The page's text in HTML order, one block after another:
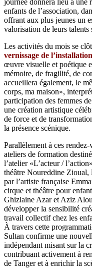
enfants de l’association,
offrant aux plus jeunes un
valorisation de leurs talents
Les activités du mois se
vernissage de
œuvre visuelle et poétique
mémoire, de fragilité, de
accueillera également, le
corps, ma maison»,
participation des femmes
une création artistique
de force et de
la présence scénique.
Parallèlement à ces
ateliers de formation
l’atelier «L’acteur /
théâtre Noureddine Zioual,
par l’artiste française
cirque et théâtre pour
Ghizlaine Azar et Aziz
développer la sensibilité
travail collectif chez les
À travers cette
Sultan confirme une
indépendant misant sur la
contribuant activement à
de Tanger et à enrichir la